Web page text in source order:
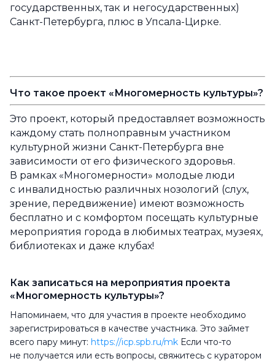
государственных, так и негосударственных)
Санкт-Петербурга, плюс в Упсала-Цирке.
Что такое проект «Многомерность культуры»?
Это проект, который предоставляет возможность
каждому стать полноправным участником
культурной жизни Санкт-Петербурга вне
зависимости от его физического здоровья.
В рамках «Многомерности» молодые люди
с инвалидностью различных нозологий (слух,
зрение, передвижение) имеют возможность
бесплатно и с комфортом посещать культурные
мероприятия города в любимых театрах, музеях,
библиотеках и даже клубах!
Как записаться на мероприятия проекта
«Многомерность культуры»?
Напоминаем, что для участия в проекте необходимо
зарегистрироваться в качестве участника. Это займет
всего пару минут: https://icp.spb.ru/mk Если что-то
не получается или есть вопросы, свяжитесь с куратором